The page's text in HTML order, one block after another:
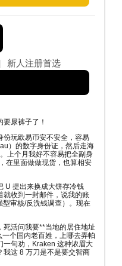
新人注册首选
尿裤子了！
份玩欧易币安不安全，容易
）的数字身份证，然后走海
上个月我好不容易把全副身
在里面做做现货，也算相安
U 提出来换成大饼存冷钱
就收到一封邮件，说我的账
审核/反洗钱调查）。现在
死活问我要**当地的居住地址
个国内老百姓，上哪去弄帕
一句劝，Kraken 这种浓眉大
我这 8 万刀是不是要交智商